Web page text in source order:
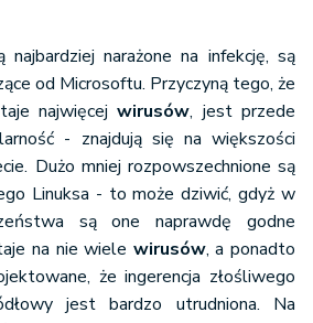
narażone na infekcję, są
od Microsoftu. Przyczyną tego, że
najwięcejwirusów, jest przede
- znajdują się na większości
Dużo mniej rozpowszechnione są
Linuksa - to może dziwić, gdyż w
są one naprawdę godne
na nie wiele wirusów, a ponadto
że ingerencja złośliwego
jest bardzo utrudniona. Na